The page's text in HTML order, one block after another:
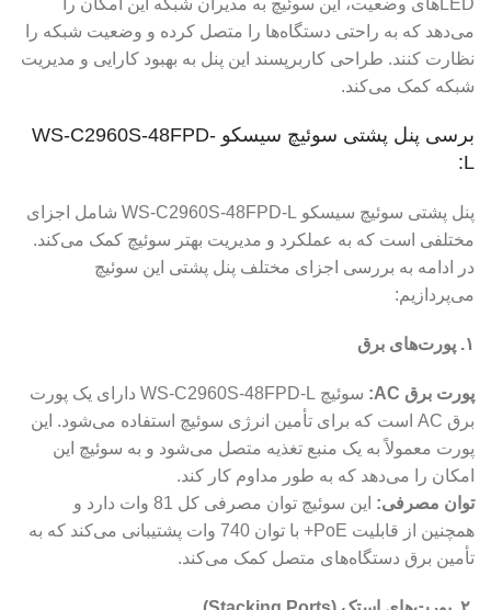
LEDهای وضعیت، این سوئیچ به مدیران شبکه این امکان را
می‌دهد که به راحتی دستگاه‌ها را متصل کرده و وضعیت شبکه را
نظارت کنند. طراحی کاربرپسند این پنل به بهبود کارایی و مدیریت
شبکه کمک می‌کند.
برسی پنل پشتی سوئیچ سیسکو WS-C2960S-48FPD-
L:
پنل پشتی سوئیچ سیسکو WS-C2960S-48FPD-L شامل اجزای
مختلفی است که به عملکرد و مدیریت بهتر سوئیچ کمک می‌کند.
در ادامه به بررسی اجزای مختلف پنل پشتی این سوئیچ
می‌پردازیم:
۱. پورت‌های برق
پورت برق AC:
سوئیچ WS-C2960S-48FPD-L دارای یک پورت
برق AC است که برای تأمین انرژی سوئیچ استفاده می‌شود. این
پورت معمولاً به یک منبع تغذیه متصل می‌شود و به سوئیچ این
امکان را می‌دهد که به طور مداوم کار کند.
توان مصرفی:
این سوئیچ توان مصرفی کل 81 وات دارد و
همچنین از قابلیت PoE+ با توان 740 وات پشتیبانی می‌کند که به
تأمین برق دستگاه‌های متصل کمک می‌کند.